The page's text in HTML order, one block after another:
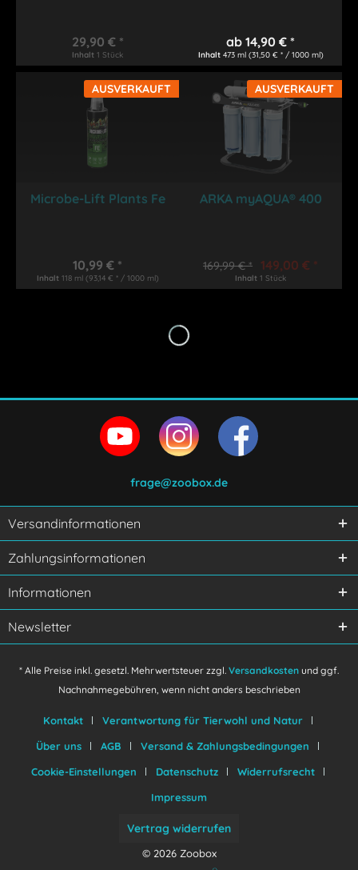
29,90 € *
Inhalt1 Stück
ab 14,90 € *
Inhalt 473 ml (31,50 € * / 1000 ml)
AUSVERKAUFT
Microbe-Lift Plants Fe
10,99 € *
Inhalt 118 ml (93,14 € * / 1000 ml)
AUSVERKAUFT
ARKA myAQUA® 400
169,99 € * 149,00 € *
Inhalt1 Stück
frage@zoobox.de
Versandinformationen
Zahlungsinformationen
Informationen
Newsletter
* Alle Preise inkl. gesetzl. Mehrwertsteuer zzgl. Versandkosten und ggf.
Nachnahmegebühren, wenn nicht anders beschrieben
Kontakt
Verantwortung für Tierwohl und Natur
Über uns
AGB
Versand & Zahlungsbedingungen
Cookie-Einstellungen
Datenschutz
Widerrufsrecht
Impressum
Vertrag widerrufen
© 2026 Zoobox